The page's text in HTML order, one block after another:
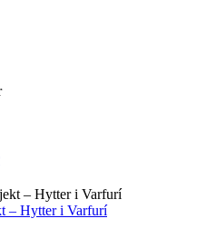
– Hytter i Varfurí